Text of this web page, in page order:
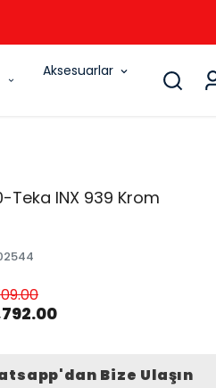
Aksesuarlar
Teka INX 939 Krom
Bize Ulaşın